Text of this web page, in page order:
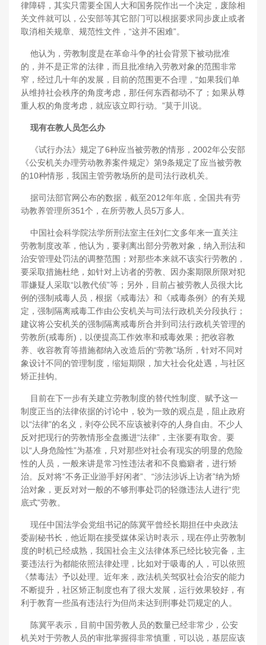
律障碍，其实只需要全国人大和国务院作出一个决定，废除相
关文件就可以，公安部等其它部门可以根据要求同步废止或者
取消相关规章、规范性文件，“这并不困难”。
他认为，劳教制度是在革命斗争的社会背景下被动批准
的，并不是正常的法律，而且批准纳入劳教对象的范围非常
窄，经过几十年的发展，目前的范围更不合理，“如果我们单
从维持社会秩序的角度考虑，那任何东西都动不了；如果从尊
重人权的角度考虑，就应该立即行动。”莫于川说。
现有在教人员怎么办
《试行办法》规定了6种应当被劳教的情形，2002年公安部
《公安机关办理劳动教养案件规定》第9条规定了应当被劳教
的10种情形，我国主管劳教场所的是司法行政机关。
据司法部官网公布的数据，截至2012年年底，全国共有劳
动教养管理所351个，在所劳教人员5万多人。
中国社会科学院法学所刑法室主任刘仁文多年来一直关注
劳教制度改革，他认为，要剥离出部分劳教对象，纳入刑法和
治安管理处罚法的调整范围；对那些本来就不该实行劳教的，
要采取措施杜绝，如针对上访者的劳教、因办案期限所限对犯
罪嫌疑人采取“以教代侦”等；另外，目前占被劳教人员很大比
例的强制戒毒人员，根据《戒毒法》和《戒毒条例》的有关规
定，强制隔离戒毒工作由公安机关与司法行政机关分段执行；
建议将公安机关的强制隔离戒毒所合并到司法行政机关管理的
劳教所(戒毒所)，以便提高工作效率和戒毒效果；把收容教
养、收容教育等措施都纳入改造后的“劳教”场所，针对不同对
象设计不同的管理制度，缩短期限，加大社会化处遇，与社区
矫正挂钩。
目前在下一步有关建立劳教制度的替代性制度、赋予这一
制度正当的法律依据的讨论中，较为一致的观点是，阻止政府
以“法律”的名义，剥夺公民不应该被剥夺的人身自由。不少人
反对把现行的劳教情形全盘搬进“法律”，主张要有取舍。要
以“人身危险性”为基准，只对那些对社会有现实的明显的危险
性的人员，一般来讲是常习性违法者和不良瘾癖者，进行矫
治。反对将“不务正业游手好闲者”、“涉法涉诉上访者”纳为矫
治对象，更反对对一般的不够刑事处罚的轻微违法人进行“兜
底式”劳教。
现任中国法学会党组书记的陈冀平曾经长期担任中央政法
委副秘书长，他近期在接受媒体采访时表示，现在停止劳教制
度的时机已经成熟，我国社会主义法律体系已经比较完备，主
要违法行为都能依照法律处理，比如对于吸毒的人，可以依照
《禁毒法》予以处理。近年来，政法机关驾驭社会治安的能力
不断提升，社区矫正制度也有了很大发展，运行效果较好，有
利于教育一些虽有违法行为但尚未达到刑事处罚规定的人。
陈冀平表示，目前中国劳教人员的数量已经非常少，公安
机关对于劳教人员的审批掌握得非常慎重，可以说，基层应该